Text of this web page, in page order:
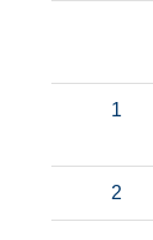
1
2